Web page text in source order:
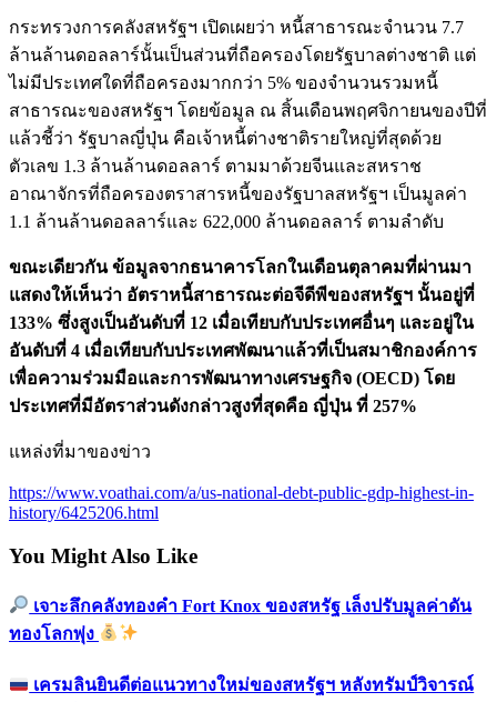
กระทรวงการคลังสหรัฐฯ เปิดเผยว่า หนี้สาธารณะจำนวน 7.7
ล้านล้านดอลลาร์นั้นเป็นส่วนที่ถือครองโดยรัฐบาลต่างชาติ แต่
ไม่มีประเทศใดที่ถือครองมากกว่า 5% ของจำนวนรวมหนี้
สาธารณะของสหรัฐฯ โดยข้อมูล ณ สิ้นเดือนพฤศจิกายนของปีที่
แล้วชี้ว่า รัฐบาลญี่ปุ่น คือเจ้าหนี้ต่างชาติรายใหญ่ที่สุดด้วย
ตัวเลข 1.3 ล้านล้านดอลลาร์ ตามมาด้วยจีนและสหราช
อาณาจักรที่ถือครองตราสารหนี้ของรัฐบาลสหรัฐฯ เป็นมูลค่า
1.1 ล้านล้านดอลลาร์และ 622,000 ล้านดอลลาร์ ตามลำดับ
ขณะเดียวกัน ข้อมูลจากธนาคารโลกในเดือนตุลาคมที่ผ่านมา
แสดงให้เห็นว่า อัตราหนี้สาธารณะต่อจีดีพีของสหรัฐฯ นั้นอยู่ที่
133% ซึ่งสูงเป็นอันดับที่ 12 เมื่อเทียบกับประเทศอื่นๆ และอยู่ใน
อันดับที่ 4 เมื่อเทียบกับประเทศพัฒนาแล้วที่เป็นสมาชิกองค์การ
เพื่อความร่วมมือและการพัฒนาทางเศรษฐกิจ (OECD) โดย
ประเทศที่มีอัตราส่วนดังกล่าวสูงที่สุดคือ ญี่ปุ่น ที่ 257%
แหล่งที่มาของข่าว
https://www.voathai.com/a/us-national-debt-public-gdp-highest-in-
history/6425206.html
You Might Also Like
เจาะลึกคลังทองคำ Fort Knox ของสหรัฐ เล็งปรับมูลค่าดัน
ทองโลกพุ่ง
เครมลินยินดีต่อแนวทางใหม่ของสหรัฐฯ หลังทรัมป์วิจารณ์